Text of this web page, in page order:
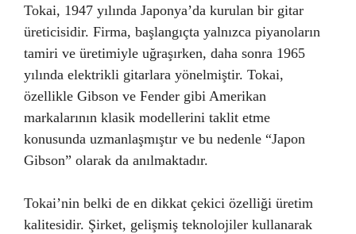
Tokai, 1947 yılında Japonya’da kurulan bir gitar
üreticisidir. Firma, başlangıçta yalnızca piyanoların
tamiri ve üretimiyle uğraşırken, daha sonra 1965
yılında elektrikli gitarlara yönelmiştir. Tokai,
özellikle Gibson ve Fender gibi Amerikan
markalarının klasik modellerini taklit etme
konusunda uzmanlaşmıştır ve bu nedenle “Japon
Gibson” olarak da anılmaktadır.
Tokai’nin belki de en dikkat çekici özelliği üretim
kalitesidir. Şirket, gelişmiş teknolojiler kullanarak